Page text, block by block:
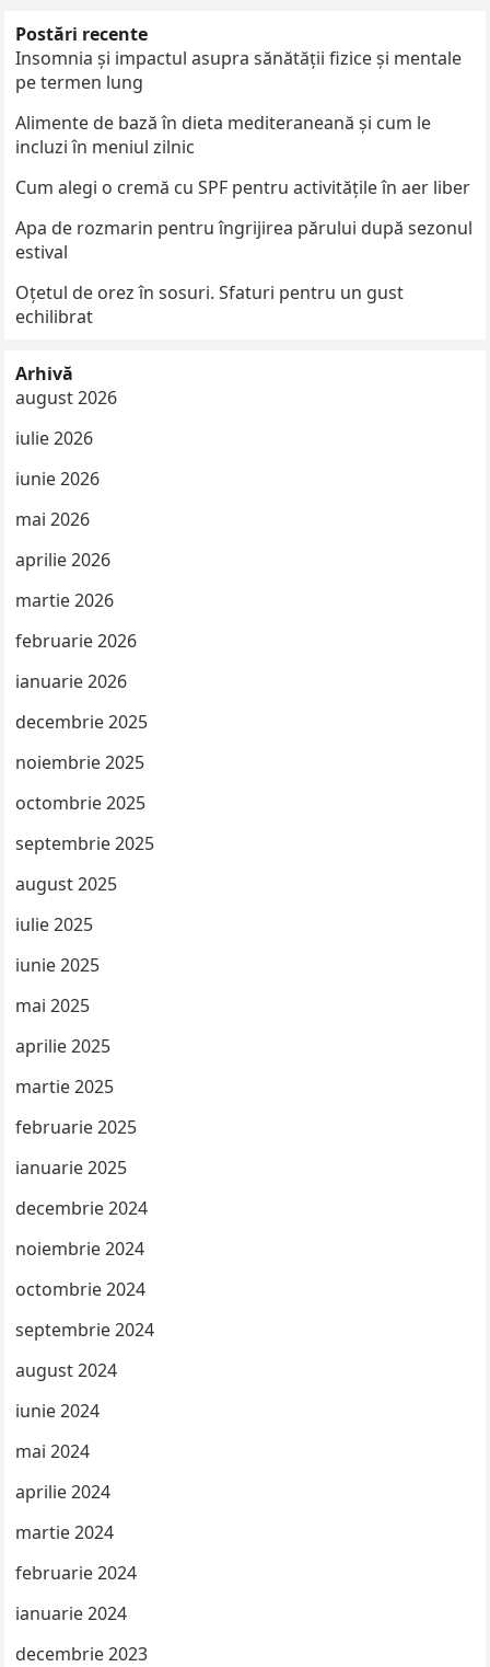
Postări recente
Insomnia și impactul asupra sănătății fizice și mentale
pe termen lung
Alimente de bază în dieta mediteraneană și cum le
incluzi în meniul zilnic
Cum alegi o cremă cu SPF pentru activitățile în aer liber
Apa de rozmarin pentru îngrijirea părului după sezonul
estival
Oțetul de orez în sosuri. Sfaturi pentru un gust
echilibrat
Arhivă
august 2026
iulie 2026
iunie 2026
mai 2026
aprilie 2026
martie 2026
februarie 2026
ianuarie 2026
decembrie 2025
noiembrie 2025
octombrie 2025
septembrie 2025
august 2025
iulie 2025
iunie 2025
mai 2025
aprilie 2025
martie 2025
februarie 2025
ianuarie 2025
decembrie 2024
noiembrie 2024
octombrie 2024
septembrie 2024
august 2024
iunie 2024
mai 2024
aprilie 2024
martie 2024
februarie 2024
ianuarie 2024
decembrie 2023